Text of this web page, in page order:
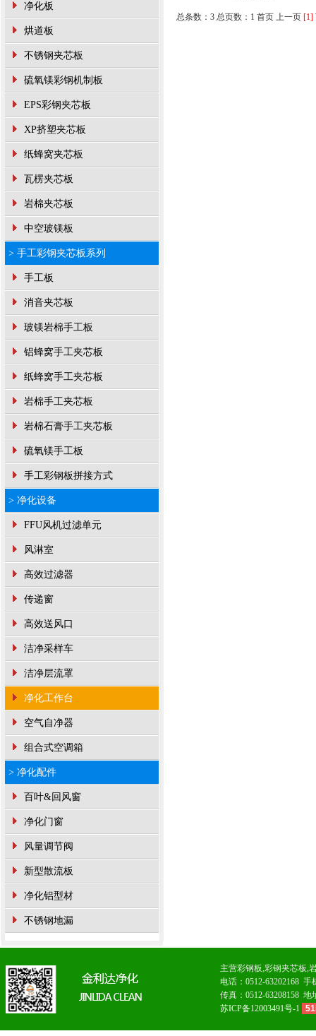
净化板
烘道板
不锈钢夹芯板
硫氧镁彩钢机制板
EPS彩钢夹芯板
XP挤塑夹芯板
纸蜂窝夹芯板
瓦楞夹芯板
岩棉夹芯板
中空玻镁板
> 手工彩钢夹芯板系列
手工板
消音夹芯板
玻镁岩棉手工板
铝蜂窝手工夹芯板
纸蜂窝手工夹芯板
岩棉手工夹芯板
岩棉石膏手工夹芯板
硫氧镁手工板
手工彩钢板拼接方式
> 净化设备
FFU风机过滤单元
风淋室
高效过滤器
传递窗
高效送风口
洁净采样车
洁净层流罩
净化工作台
空气自净器
组合式空调箱
> 净化配件
百叶&回风窗
净化门窗
风量调节阀
新型散流板
净化铝型材
不锈钢地漏
总条数：3 总页数：1 首页 上一页 [1]
主营彩钢板,彩钢夹芯板,
电话：0512-63202168
传真：0512-63208158
苏ICP备12003491号-1